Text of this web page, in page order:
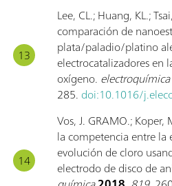
Lee, CL.; Huang, KL.;
comparación de
plata/paladio/platino
electrocatalizadores en
oxígeno.
285. doi:10.1016/
Vos, J. GRAMO.;
la competencia entre
evolución de cloro
electrodo de disco de